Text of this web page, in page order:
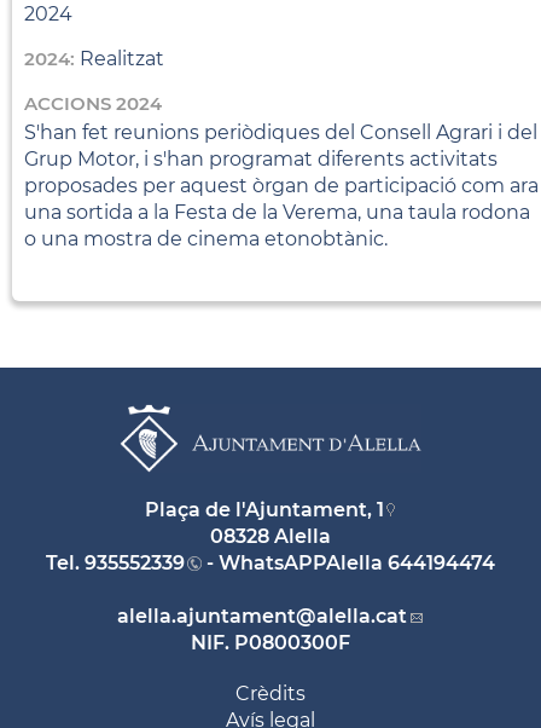
2024
2024: Realitzat
ACCIONS 2024
S'han fet reunions periòdiques del Consell Agrari i del
Grup Motor, i s'han programat diferents activitats
proposades per aquest òrgan de participació com ara
una sortida a la Festa de la Verema, una taula rodona
o una mostra de cinema etonobtànic.
Plaça de l'Ajuntament, 1
08328 Alella
Tel. 935552339 - WhatsAPPAlella 644194474
alella.ajuntament@alella.cat
NIF. P0800300F
Crèdits
Avís legal